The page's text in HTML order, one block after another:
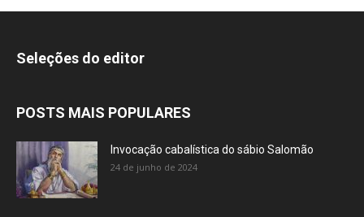
Seleções do editor
POSTS MAIS POPULARES
Invocação cabalística do sábio Salomão
24 de junho de 2024